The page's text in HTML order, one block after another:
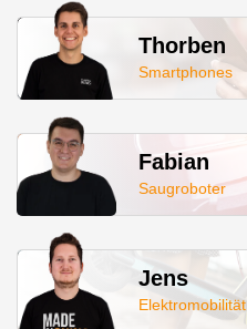
Thorben
Smartphones
Fabian
Saugroboter
Jens
Elektromobilität